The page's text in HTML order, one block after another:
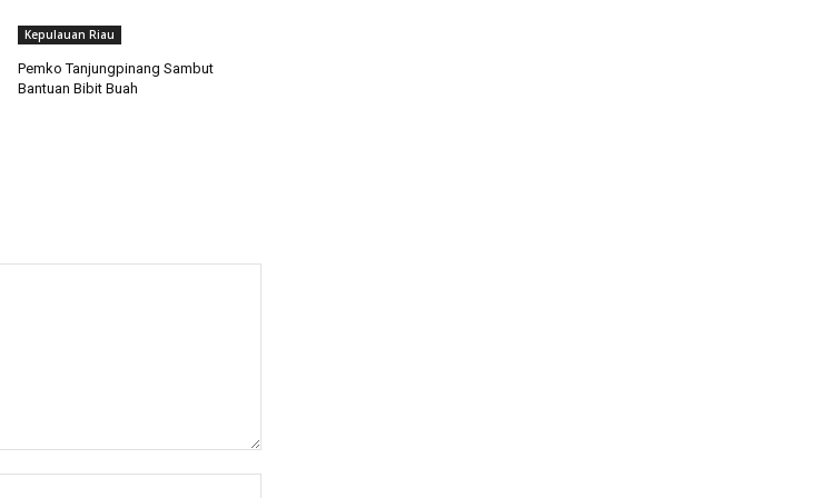
Kepulauan Riau
Pemko Tanjungpinang Sambut
Bantuan Bibit Buah